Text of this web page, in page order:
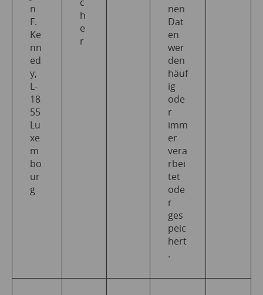
n
F.
Ke
nn
ed
y,
L-
18
55
Lu
xe
m
bo
ur
g
h
e
r
nen
Dat
en
wer
den
häuf
ig
ode
r
imm
er
vera
rbei
tet
ode
r
ges
peic
hert
.